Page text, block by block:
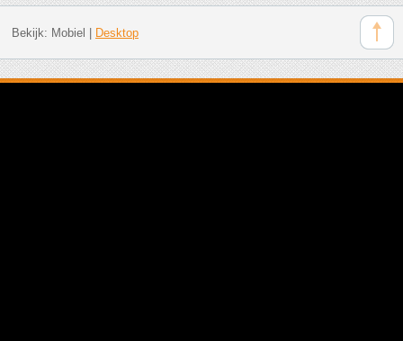
Bekijk: Mobiel Desktop